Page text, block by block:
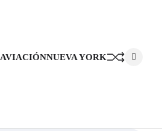
AVIACIÓNNUEVA YORK